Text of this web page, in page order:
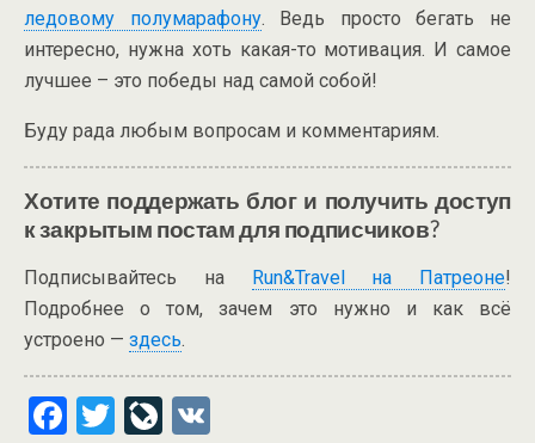
ледовому полумарафону. Ведь просто бегать не
интересно, нужна хоть какая-то мотивация. И самое
лучшее – это победы над самой собой!
Буду рада любым вопросам и комментариям.
Хотите поддержать блог и получить доступ
к закрытым постам для подписчиков?
Подписывайтесь на Run&Travel на Патреоне!
Подробнее о том, зачем это нужно и как всё
устроено — здесь.
F
T
Li